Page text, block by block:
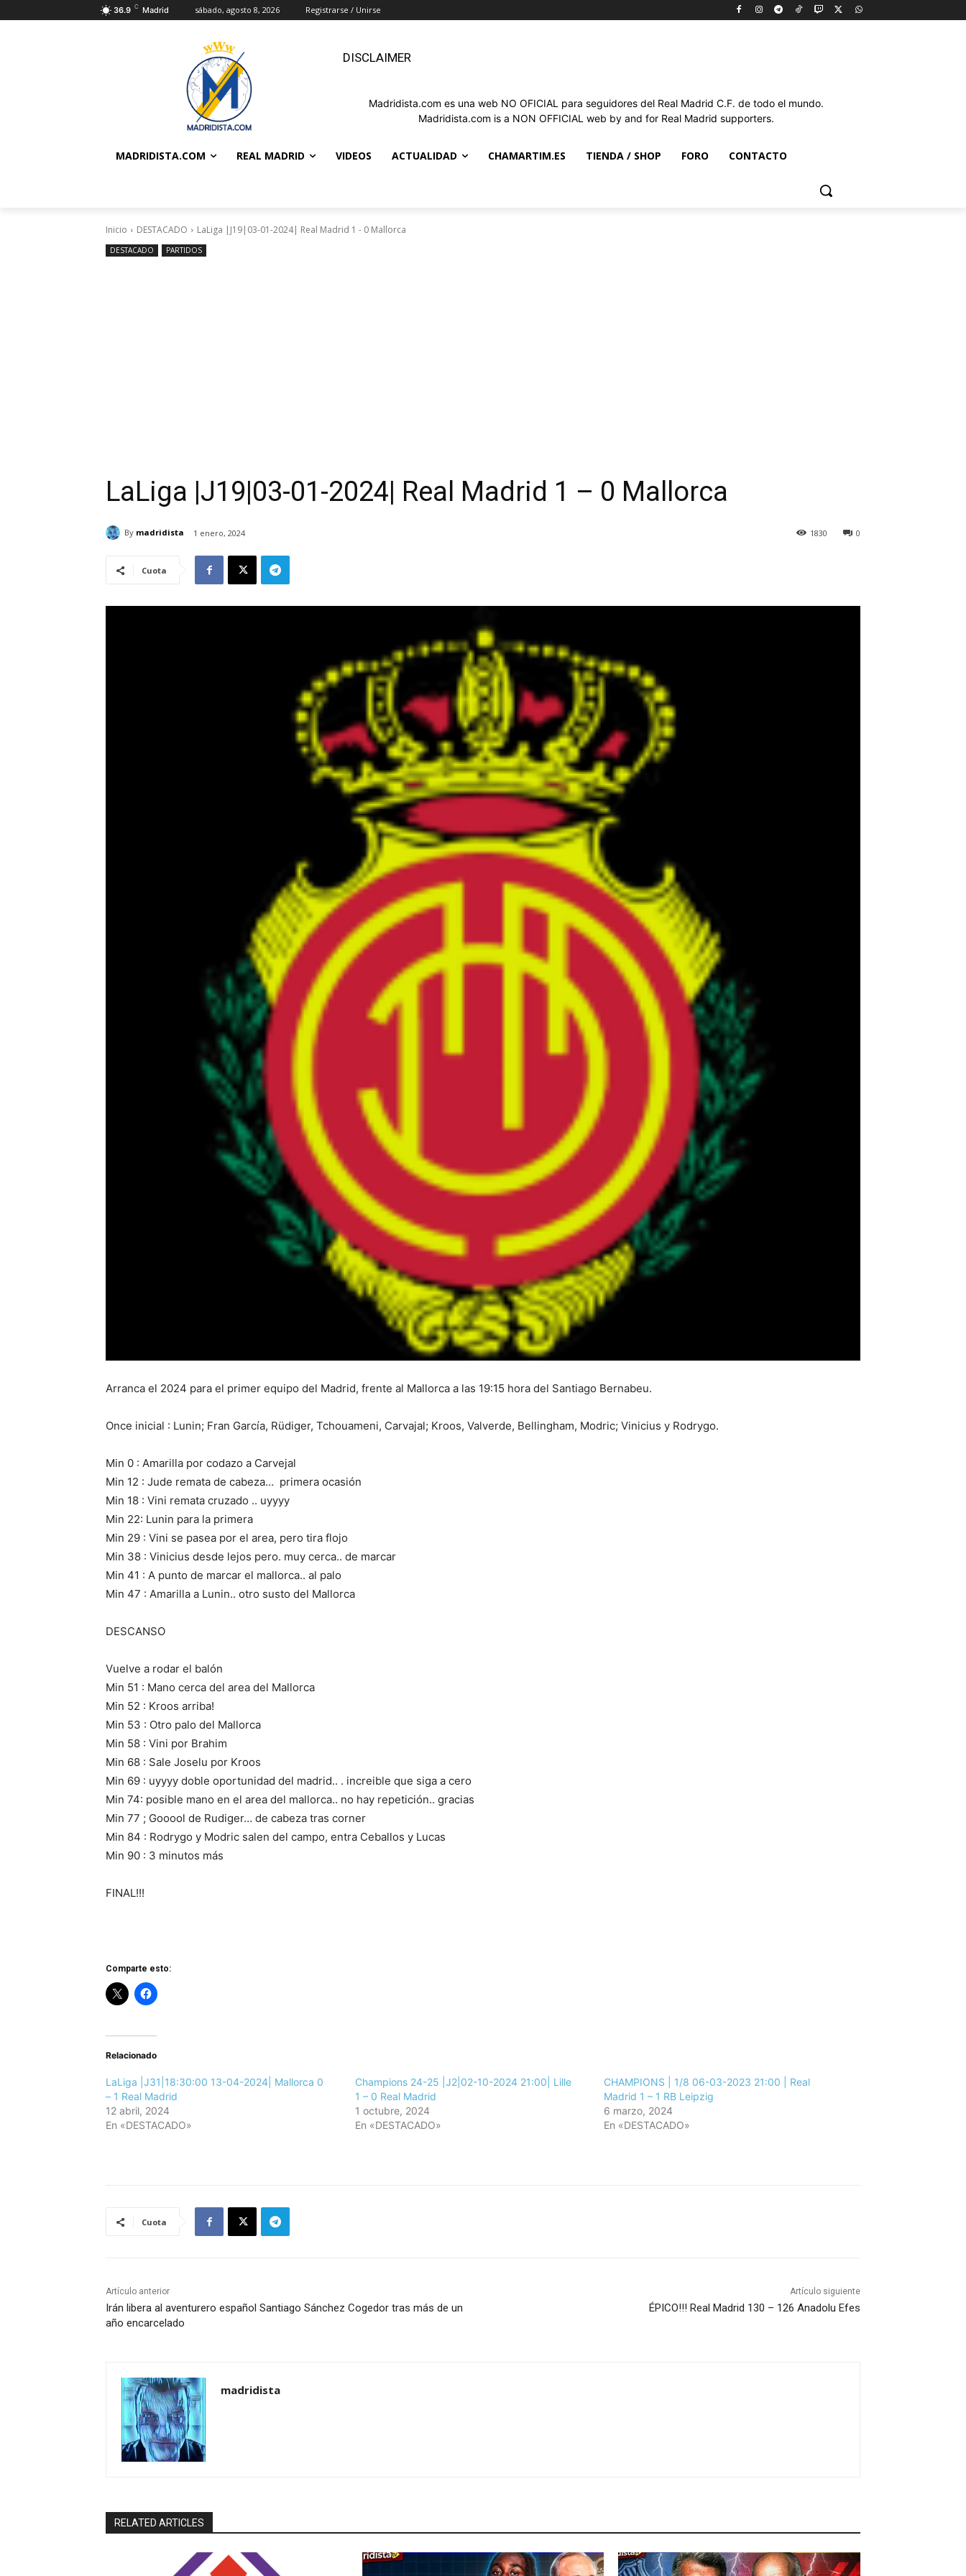
36.9 C Madrid sábado, agosto 8, 2026 Registrarse / Unirse
DISCLAIMER
Madridista.com es una web NO OFICIAL para seguidores del Real Madrid C.F. de todo el mundo.
Madridista.com is a NON OFFICIAL web by and for Real Madrid supporters.
MADRIDISTA.COM REAL MADRID VIDEOS ACTUALIDAD CHAMARTIM.ES TIENDA / SHOP FORO CONTACTO
Inicio DESTACADO LaLiga |J19|03-01-2024| Real Madrid 1 - 0 Mallorca
DESTACADO PARTIDOS
LaLiga |J19|03-01-2024| Real Madrid 1 – 0 Mallorca
By madridista 1 enero, 2024 0
1830
Cuota
Arranca el 2024 para el primer equipo del Madrid, frente al Mallorca a las 19:15 hora del Santiago Bernabeu.
Once inicial : Lunin; Fran García, Rüdiger, Tchouameni, Carvajal; Kroos, Valverde, Bellingham, Modric; Vinicius y Rodrygo.
Min 0 : Amarilla por codazo a Carvejal
Min 12 : Jude remata de cabeza… primera ocasión
Min 18 : Vini remata cruzado .. uyyyy
Min 22: Lunin para la primera
Min 29 : Vini se pasea por el area, pero tira flojo
Min 38 : Vinicius desde lejos pero. muy cerca.. de marcar
Min 41 : A punto de marcar el mallorca.. al palo
Min 47 : Amarilla a Lunin.. otro susto del Mallorca
DESCANSO
Vuelve a rodar el balón
Min 51 : Mano cerca del area del Mallorca
Min 52 : Kroos arriba!
Min 53 : Otro palo del Mallorca
Min 58 : Vini por Brahim
Min 68 : Sale Joselu por Kroos
Min 69 : uyyyy doble oportunidad del madrid.. . increible que siga a cero
Min 74: posible mano en el area del mallorca.. no hay repetición.. gracias
Min 77 ; Gooool de Rudiger… de cabeza tras corner
Min 84 : Rodrygo y Modric salen del campo, entra Ceballos y Lucas
Min 90 : 3 minutos más
FINAL!!!
Comparte esto:
Relacionado
LaLiga |J31|18:30:00 13-04-2024| Mallorca 0
– 1 Real Madrid
12 abril, 2024
En «DESTACADO»
Champions 24-25 |J2|02-10-2024 21:00| Lille
1 – 0 Real Madrid
1 octubre, 2024
En «DESTACADO»
CHAMPIONS | 1/8 06-03-2023 21:00 | Real
Madrid 1 – 1 RB Leipzig
6 marzo, 2024
En «DESTACADO»
Cuota
Artículo anterior
Irán libera al aventurero español Santiago Sánchez Cogedor tras más de un
año encarcelado
Artículo siguiente
ÉPICO!!! Real Madrid 130 – 126 Anadolu Efes
madridista
RELATED ARTICLES